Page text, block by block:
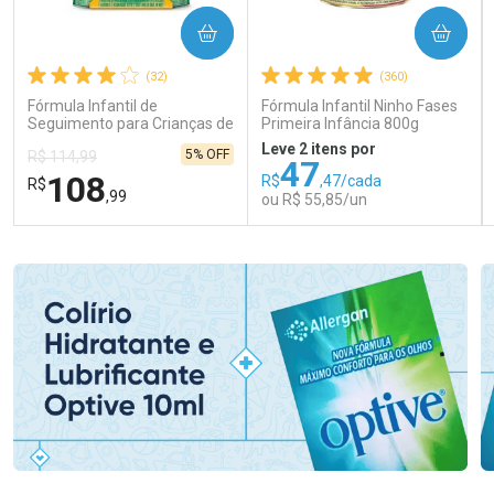
(32)
Fórmula Infantil de
Seguimento para Crianças de
Primeira Infância Nestonutri
2 Unidades de 800g cada
R$ 114,99
R$108,99
5% OFF
COMPRAR
(360)
Fórmula Infantil Ninho Fases
Primeira Infância 800g
Leve 2 itens por
R$47,47/cada
ou R$ 55,85/un
COMPRAR
Laboratório
Por Menos